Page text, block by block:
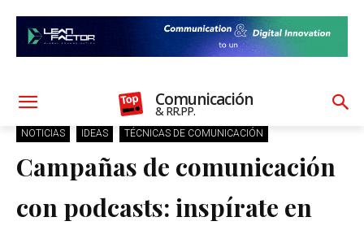
Comunicación
& RR.PP.
NOTICIAS IDEAS TÉCNICAS DE COMUNICACIÓN
Campañas de comunicación
con podcasts: inspírate en